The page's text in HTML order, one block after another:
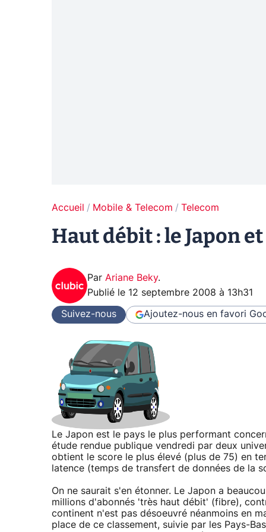
Accueil Mobile & Telecom Telecom
Haut débit : le Japon
Par Ariane Beky.
Publié le 12 septembre 2008 à 13h31
Suivez-nous Ajoutez-nous en favori
Le Japon est le pays le plus performant
étude rendue publique vendredi par deux
obtient le score le plus élevé (plus de 75) en
latence (temps de transfert de données de la
On ne saurait s'en étonner. Le Japon a
millions d'abonnés 'très haut débit' (fibre),
continent n'est pas désoeuvré néanmoins en
place de ce classement, suivie par les Pays-